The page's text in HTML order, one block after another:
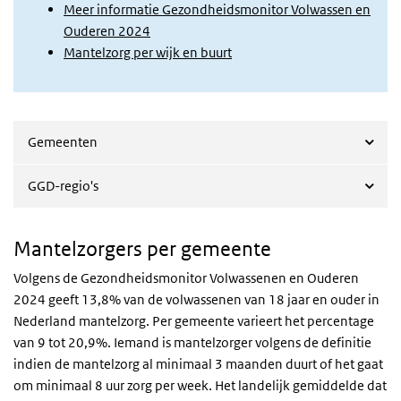
Meer informatie Gezondheidsmonitor Volwassen en
Ouderen 2024
Mantelzorg per wijk en buurt
Gemeenten
GGD-regio's
Mantelzorgers per gemeente
Volgens de Gezondheidsmonitor Volwassenen en Ouderen
2024 geeft 13,8% van de volwassenen van 18 jaar en ouder in
Nederland mantelzorg. Per gemeente varieert het percentage
van 9 tot 20,9%. Iemand is mantelzorger volgens de definitie
indien de mantelzorg al minimaal 3 maanden duurt of het gaat
om minimaal 8 uur zorg per week. Het landelijk gemiddelde dat